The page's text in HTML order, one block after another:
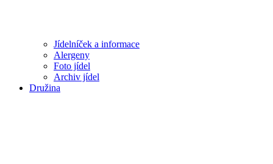
Jídelníček a informace
Alergeny
Foto jídel
Archiv jídel
Družina